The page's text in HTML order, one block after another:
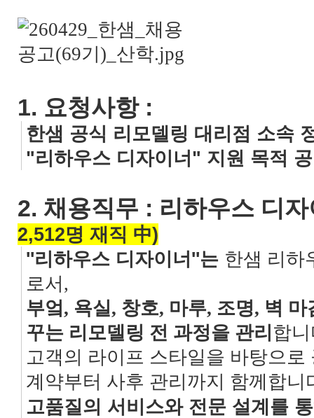
1. 요청사항 :
한샘 공식 리모델링 대리점 소속
"리하우스 디자이너" 지원 목적
2. 채용직무 : 리하우스 디
2,512명 재직 中)
''리하우스 디자이너 ''는 한샘 리하
로서,
부엌, 욕실, 창호, 마루, 조명, 벽
꾸는 리모델링 전 과정을 관리 합
고객의 라이프 스타일을 바탕으로
계약부터 사후 관리까지 함께합니
고품질의 서비스와 전문 설계를